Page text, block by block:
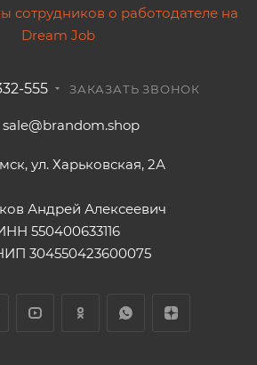
555 ЗАКАЗАТЬ ЗВОНОК
sale@brandom.shop
ул. Харьковская, 2А
Андрей Алексеевич
550400633116
304550423600075